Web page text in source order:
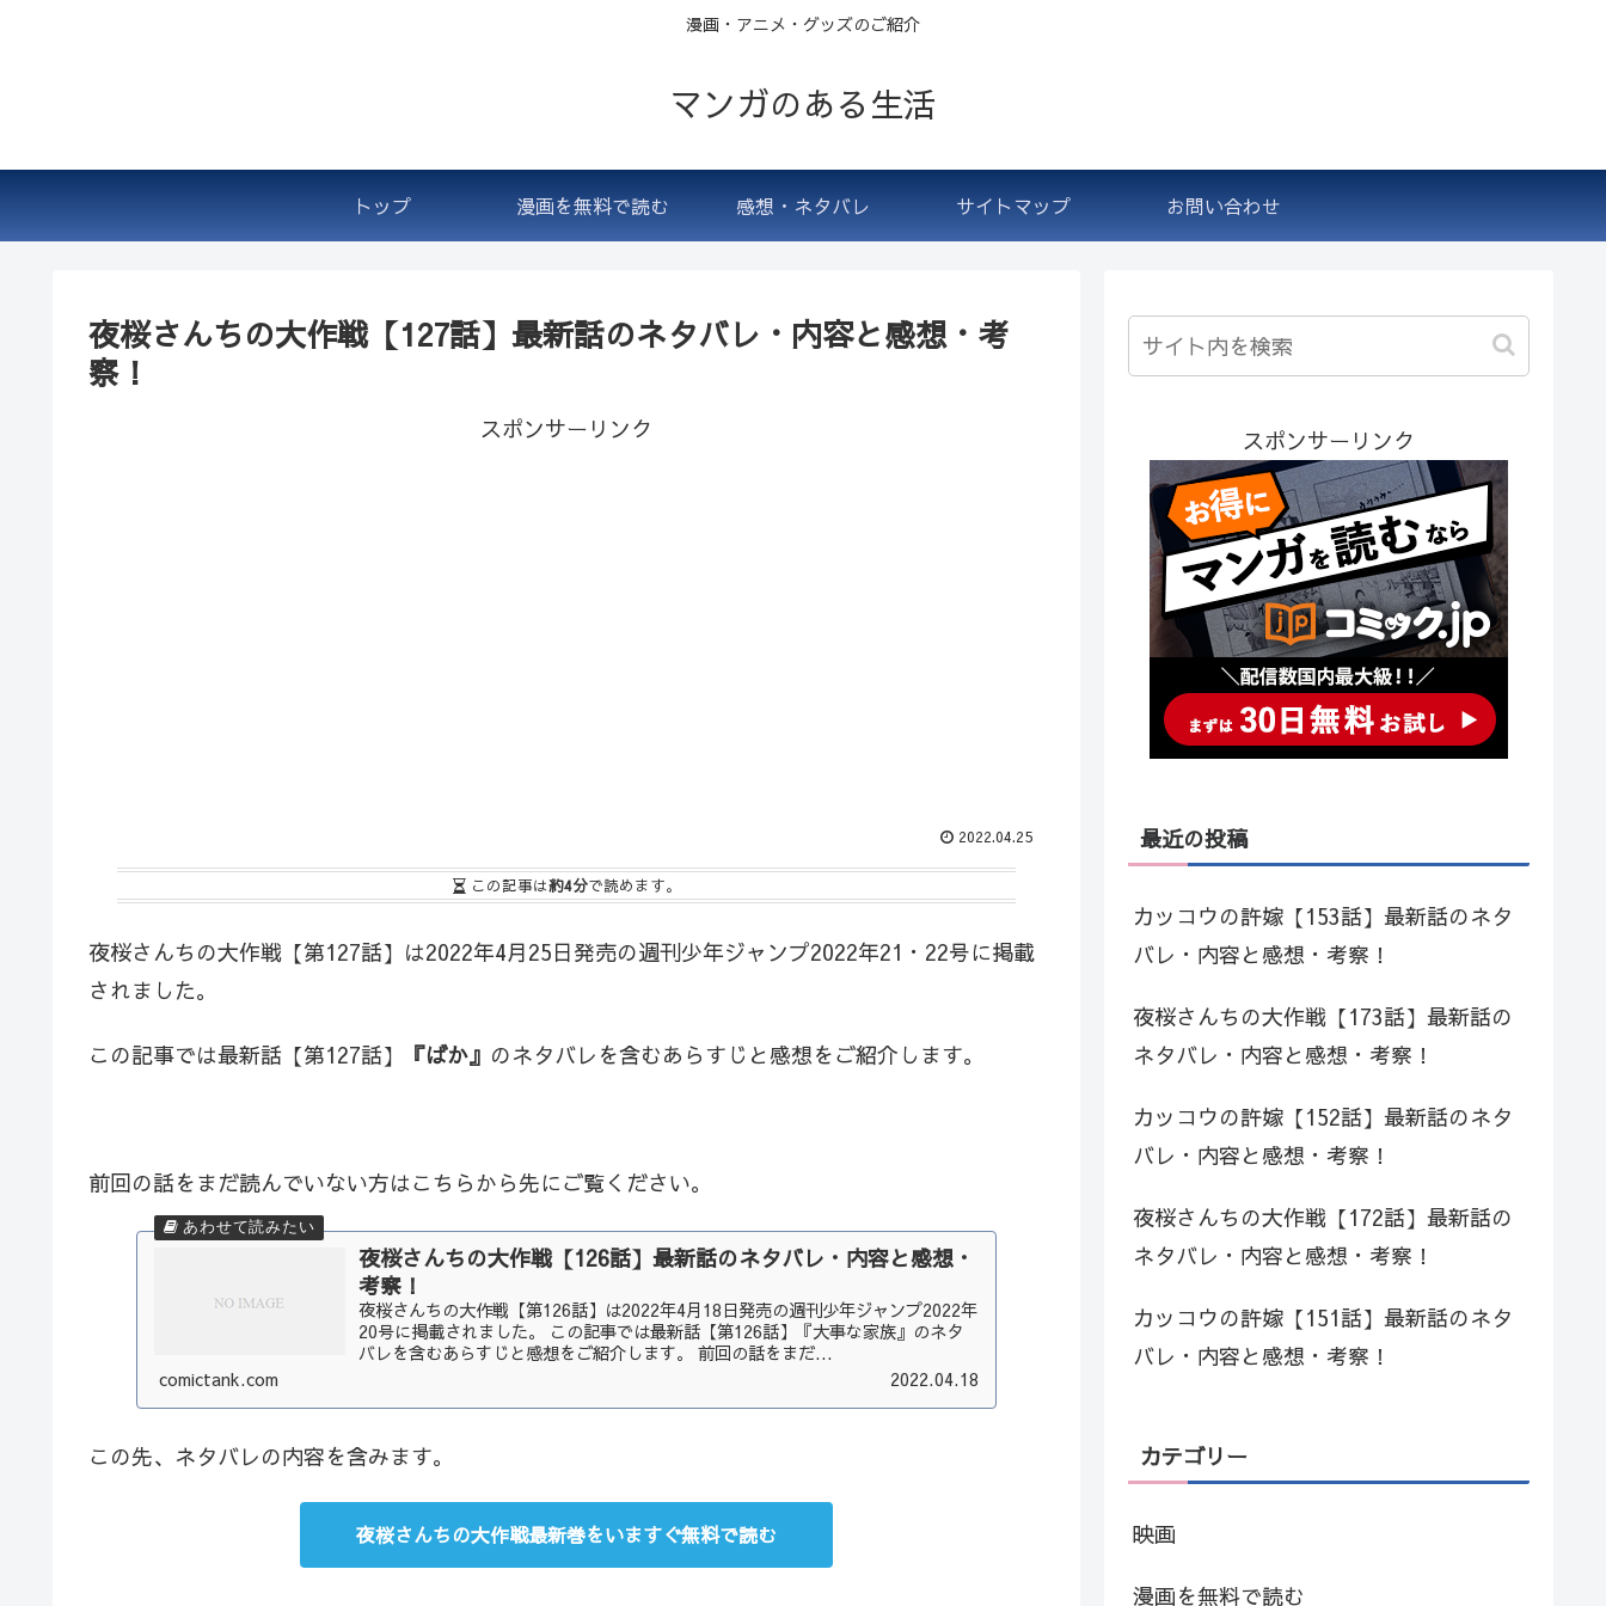
漫画・アニメ・グッズのご紹介
マンガのある生活
トップ 漫画を無料で読む 感想・ネタバレ サイトマップ お問い合わせ
夜桜さんちの大作戦【127話】最新話のネタバレ・内容と感想・考
察！
スポンサーリンク
2022.04.25
この記事は約4分で読めます。
夜桜さんちの大作戦【第127話】は2022年4月25日発売の週刊少年ジャンプ2022年21・22号に掲載
されました。
この記事では最新話【第127話】 『ばか』 のネタバレを含むあらすじと感想をご紹介します。
前回の話をまだ読んでいない方はこちらから先にご覧ください。
夜桜さんちの大作戦【126話】最新話のネタバレ・内容と感想・
考察！
夜桜さんちの大作戦【第126話】は2022年4月18日発売の週刊少年ジャンプ2022年
20号に掲載されました。 この記事では最新話【第126話】『大事な家族』のネタ
バレを含むあらすじと感想をご紹介します。 前回の話をまだ...
comictank.com
2022.04.18
この先、ネタバレの内容を含みます。
夜桜さんちの大作戦最新巻をいますぐ無料で読む
スポンサーリンク
最近の投稿
カッコウの許嫁【153話】最新話のネタ
バレ・内容と感想・考察！
夜桜さんちの大作戦【173話】最新話の
ネタバレ・内容と感想・考察！
カッコウの許嫁【152話】最新話のネタ
バレ・内容と感想・考察！
夜桜さんちの大作戦【172話】最新話の
ネタバレ・内容と感想・考察！
カッコウの許嫁【151話】最新話のネタ
バレ・内容と感想・考察！
カテゴリー
映画
漫画を無料で読む